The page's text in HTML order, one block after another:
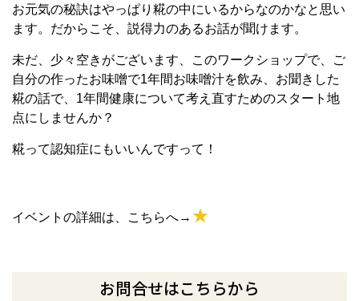
お元気の秘訣はやっぱり糀の中にいるからなのかなと思い
ます。だからこそ、説得力のあるお話が聞けます。
未だ、少々空きがございます、このワークショップで、ご
自分の作ったお味噌で1年間お味噌汁を飲み、お聞きした
糀の話で、1年間健康について考え直すためのスタート地
点にしませんか？
糀って認知症にもいいんですって！
イベントの詳細は、こちらへ→ ★
お問合せはこちらから